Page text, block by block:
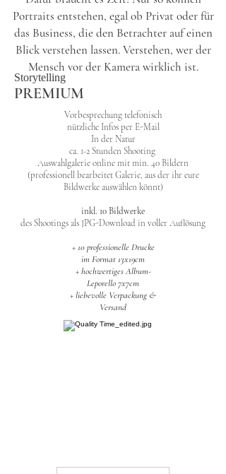
Storytelling
PREMIUM
Portraits entstehen, egal ob Privat oder für
das Business, die den Betrachter auf einen
Blick verstehen lassen. Verstehen, wer der
Mensch vor der Kamera wirklich ist.
Vorbesprechung telefonisch
nützliche Infos per E-Mail
In der Natur
ca. 1-2 Stunden Shooting
Auswahlgalerie online mit min. 40 Bildern
(professionell bearbeitet Galerie, aus der ihr eure
Bildwerke auswählen könnt)
inkl. 10 Bildwerke
des Shootings als JPG-Download in voller Auflösung
+ 10 professionelle Drucke
im Format 13x19cm
+ hochwertiges Album-
Leporello 7x7cm
+ liebevolle Verpackung &
Versand